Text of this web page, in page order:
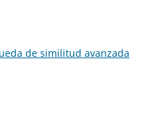
de similitud avanzada